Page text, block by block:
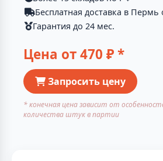
Бесплатная доставка в Пермь
Гарантия до 24 мес.
Цена от470 ₽ *
Запросить цену
* конечная цена зависит от
количества штук в партии